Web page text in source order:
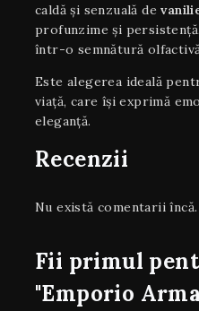
caldă și senzuală de
profunzime și
într-o semnătură
Este alegerea ideală
viață, care își exprimă
eleganță.
Recenzii
Nu există comentarii încă.
Fii primul
"Emporio